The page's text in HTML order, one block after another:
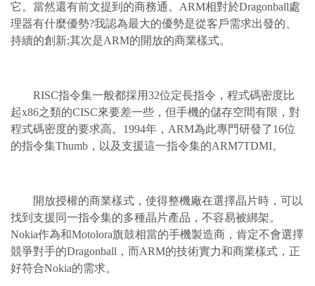
它。當然還有前文提到的商務通。ARM相對於Dragonball處
理器有什麼優勢?我認為最大的優勢是從客戶需求出發的、
持續的創新;其次是ARM的開放的商業樣式。
RISC指令集一般都採用32位定長指令，程式碼密度比
起x86之類的CISC來要差一些，但手機的儲存空間有限，對
程式碼密度的要求高。1994年，ARM為此專門研發了16位
的指令集Thumb，以及支援這一指令集的ARM7TDMI。
開放授權的商業樣式，使得整機廠在選擇晶片時，可以
找到支援同一指令集的多種晶片產品，不容易被綁架。
Nokia作為和Motolora旗鼓相當的手機製造商，肯定不會選擇
競爭對手的Dragonball，而ARM的技術實力和商業樣式，正
好符合Nokia的需求。